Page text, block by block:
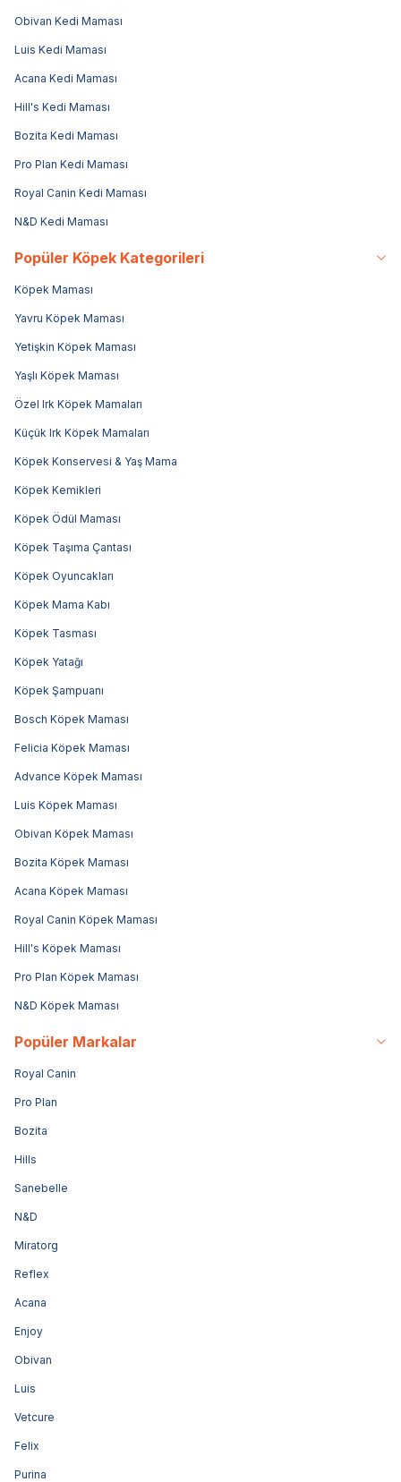
Obivan Kedi Maması
Luis Kedi Maması
Acana Kedi Maması
Hill's Kedi Maması
Bozita Kedi Maması
Pro Plan Kedi Maması
Royal Canin Kedi Maması
N&D Kedi Maması
Popüler Köpek Kategorileri
Köpek Maması
Yavru Köpek Maması
Yetişkin Köpek Maması
Yaşlı Köpek Maması
Özel Irk Köpek Mamaları
Küçük Irk Köpek Mamaları
Köpek Konservesi & Yaş Mama
Köpek Kemikleri
Köpek Ödül Maması
Köpek Taşıma Çantası
Köpek Oyuncakları
Köpek Mama Kabı
Köpek Tasması
Köpek Yatağı
Köpek Şampuanı
Bosch Köpek Maması
Felicia Köpek Maması
Advance Köpek Maması
Luis Köpek Maması
Obivan Köpek Maması
Bozita Köpek Maması
Acana Köpek Maması
Royal Canin Köpek Maması
Hill's Köpek Maması
Pro Plan Köpek Maması
N&D Köpek Maması
Popüler Markalar
Royal Canin
Pro Plan
Bozita
Hills
Sanebelle
N&D
Miratorg
Reflex
Acana
Enjoy
Obivan
Luis
Vetcure
Felix
Purina